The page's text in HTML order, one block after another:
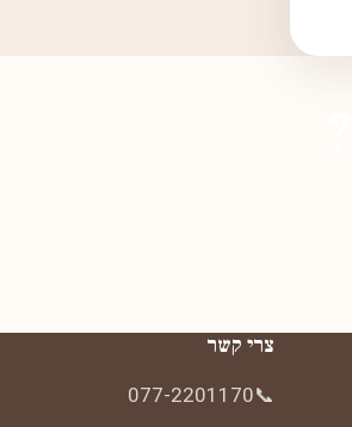
צרי קשר
📞
077-2201170